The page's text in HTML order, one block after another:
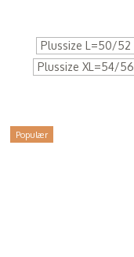
Plussize L=50/52
Plussize XL=54/56
Populær